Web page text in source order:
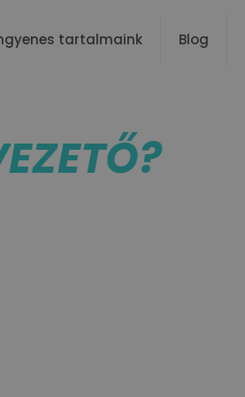
tartalmaink Blog